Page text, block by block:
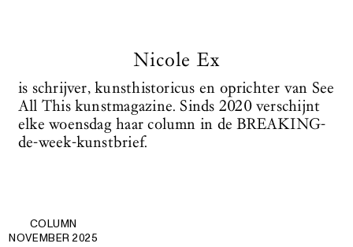
Nicole Ex
is schrijver, kunsthistoricus en oprichter van See
All This kunstmagazine. Sinds 2020 verschijnt
elke woensdag haar column in de BREAKING-
de-week-kunstbrief.
COLUMN
NOVEMBER 2025